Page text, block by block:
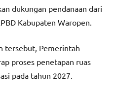
dukungan pendanaan dari
Kabupaten Waropen.
tersebut, Pemerintah
proses penetapan ruas
pada tahun 2027.